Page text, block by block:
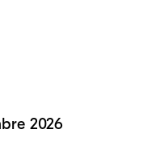
2026